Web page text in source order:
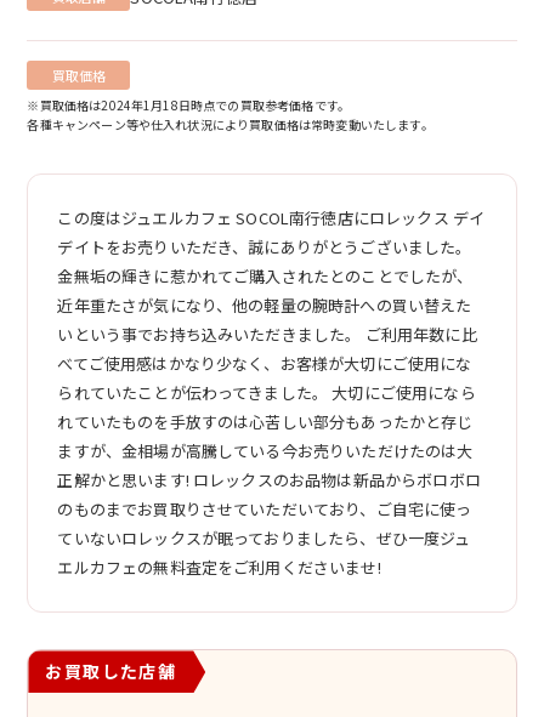
買取価格
※買取価格は2024年1月18日時点での買取参考価格です。
各種キャンペーン等や仕入れ状況により買取価格は常時変動いたします。
この度はジュエルカフェ SOCOL南行徳店にロレックス デイ
デイトをお売りいただき、誠にありがとうございました。
金無垢の輝きに惹かれてご購入されたとのことでしたが、
近年重たさが気になり、他の軽量の腕時計への買い替えた
いという事でお持ち込みいただきました。 ご利用年数に比
べてご使用感はかなり少なく、お客様が大切にご使用にな
られていたことが伝わってきました。 大切にご使用になら
れていたものを手放すのは心苦しい部分もあったかと存じ
ますが、金相場が高騰している今お売りいただけたのは大
正解かと思います! ロレックスのお品物は新品からボロボロ
のものまでお買取りさせていただいており、ご自宅に使っ
ていないロレックスが眠っておりましたら、ぜひ一度ジュ
エルカフェの無料査定をご利用くださいませ!
お買取した店舗